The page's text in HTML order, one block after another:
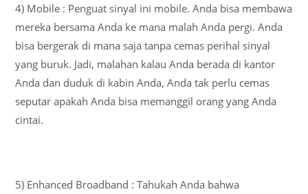
4) Mobile : Penguat sinyal ini mobile. Anda bisa membawa
mereka bersama Anda ke mana malah Anda pergi. Anda
bisa bergerak di mana saja tanpa cemas perihal sinyal
yang buruk. Jadi, malahan kalau Anda berada di kantor
Anda dan duduk di kabin Anda, Anda tak perlu cemas
seputar apakah Anda bisa memanggil orang yang Anda
cintai.
5) Enhanced Broadband : Tahukah Anda bahwa